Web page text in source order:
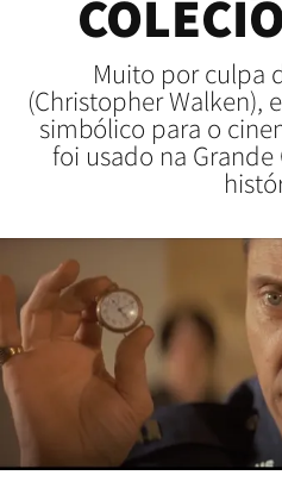
Muito por culpa
(Christopher Walken),
simbólico para o
foi usado na Grande